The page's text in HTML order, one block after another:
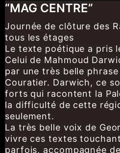
“MAG CENTRE”
Journée de clôture des
tous les étages
Le texte poétique a pris
Celui de Mahmoud
par une très belle
Couratier. Darwich, ce
forts qui racontent la
la difficulté de cette
seulement.
La très belle voix de
vivre ces textes
parfois, accompagnée